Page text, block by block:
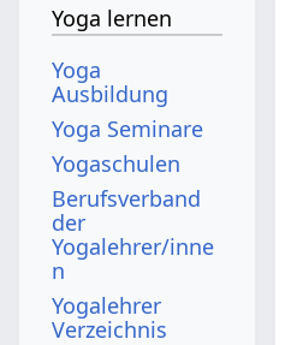
Yoga lernen
Yoga
Ausbildung
Yoga Seminare
Yogaschulen
Berufsverband
der
Yogalehrer/inne
n
Yogalehrer
Verzeichnis